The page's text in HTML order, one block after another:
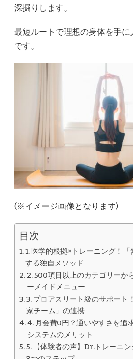
深掘りします。
最短ルートで理想の身体を手に
です。
(※イメージ画像となります)
目次
1. 医学的根拠×トレーニング！
する独自メソッド
2. 500項目以上のカテゴリーか
ーメイドメニュー
3. プロアスリート級のサポート
家チーム」の連携
4. 月会費0円？通いやすさを追
システムのメリット
5. 【体験者の声】Dr.トレーニ